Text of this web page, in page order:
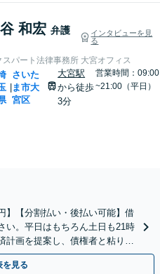
和宏 弁護
インタビューを見
る
スパート法律事務所 大宮オフィス
さいた
ま市大
宮区
大宮駅
から徒歩
3分
営業時間：09:00
~21:00（平日）
】【分割払い・後払い可能】借
い。平日はもちろん土日も21時
画を提案し、債権者と粘り強
を見る